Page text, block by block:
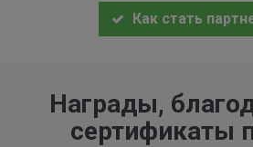
Как стать
Награды,
сертификаты